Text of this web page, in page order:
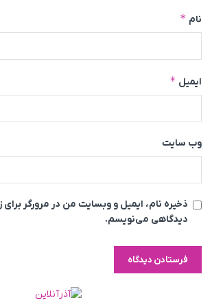
نام *
ایمیل *
وب‌ سایت
ذخیره نام، ایمیل و وبسایت من در مرورگر برای
دیدگاهی می‌نویسم.